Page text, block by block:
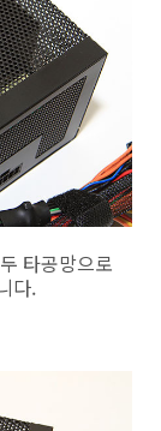
타공망으로
다.